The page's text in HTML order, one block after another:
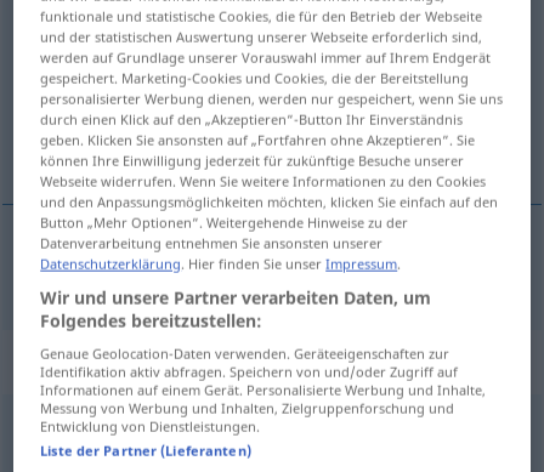
Berechnungf <Berechnung;-en>
Übersicht aller Übersetzungen
(Für mehr Details die Übersetzung anklicken/antippen)
proračun, obračun
proračun,obračun Berechnung
Synonyme für "Berechnung"
Überlegung,Kalkül
funktionale und statistische Cookies, die für den Betrieb der Webseite
und der statistischen Auswertung unserer Webseite erforderlich sind,
werden auf Grundlage unserer Vorauswahl immer auf Ihrem Endgerät
gespeichert. Marketing-Cookies und Cookies, die der Bereitstellung
personalisierter Werbung dienen, werden nur gespeichert, wenn Sie uns
durch einen Klick auf den „Akzeptieren“-Button Ihr Einverständnis
geben. Klicken Sie ansonsten auf „Fortfahren ohne Akzeptieren“. Sie
können Ihre Einwilligung jederzeit für zukünftige Besuche unserer
Webseite widerrufen. Wenn Sie weitere Informationen zu den Cookies
und den Anpassungsmöglichkeiten möchten, klicken Sie einfach auf den
Button „Mehr Optionen“. Weitergehende Hinweise zu der
Datenverarbeitung entnehmen Sie ansonsten unserer
Datenschutzerklärung. Hier finden Sie unserImpressum.
Wir und unsere Partner verarbeiten Daten, um
Folgendes bereitzustellen:
Genaue Geolocation-Daten verwenden. Geräteeigenschaften zur
Identifikation aktiv abfragen. Speichern von und/oder Zugriff auf
Informationen auf einem Gerät. Personalisierte Werbung und Inhalte,
Messung von Werbung und Inhalten, Zielgruppenforschung und
Entwicklung von Dienstleistungen.
Liste der Partner (Lieferanten)